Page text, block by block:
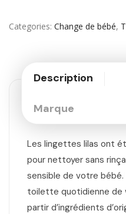
Categories Change de bébé,
Description
Marque
Les lingettes lilas ont
pour nettoyer sans
sensible de votre bébé.
toilette quotidienne de
partir d’ingrédients